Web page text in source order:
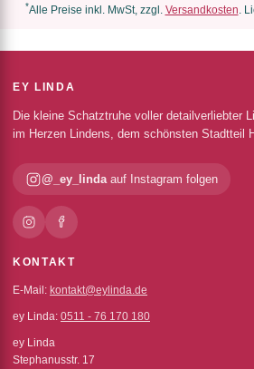
*Alle Preise inkl. MwSt, zzgl. Versandkosten.
EY LINDA
Die kleine Schatztruhe voller detailverliebter
im Herzen Lindens, dem schönsten Stadtteil
@_ey_lindaauf Instagram folgen
KONTAKT
E-Mail: kontakt@eylinda.de
ey Linda: 0511 - 76 170 180
ey Linda
Stephanusstr. 17